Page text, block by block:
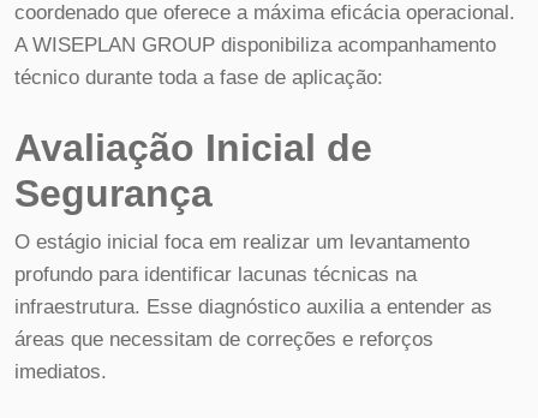
coordenado que oferece a máxima eficácia operacional.
A WISEPLAN GROUP disponibiliza acompanhamento
técnico durante toda a fase de aplicação:
Avaliação Inicial de
Segurança
O estágio inicial foca em realizar um levantamento
profundo para identificar lacunas técnicas na
infraestrutura. Esse diagnóstico auxilia a entender as
áreas que necessitam de correções e reforços
imediatos.